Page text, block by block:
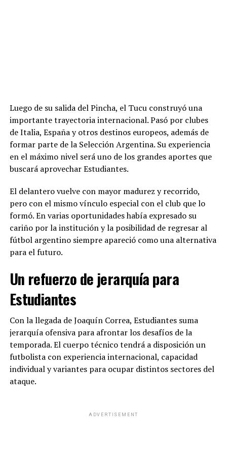
Luego de su salida del Pincha, el Tucu construyó una
importante trayectoria internacional. Pasó por clubes
de Italia, España y otros destinos europeos, además de
formar parte de la Selección Argentina. Su experiencia
en el máximo nivel será uno de los grandes aportes que
buscará aprovechar Estudiantes.
El delantero vuelve con mayor madurez y recorrido,
pero con el mismo vínculo especial con el club que lo
formó. En varias oportunidades había expresado su
cariño por la institución y la posibilidad de regresar al
fútbol argentino siempre apareció como una alternativa
para el futuro.
Un refuerzo de jerarquía para
Estudiantes
Con la llegada de Joaquín Correa, Estudiantes suma
jerarquía ofensiva para afrontar los desafíos de la
temporada. El cuerpo técnico tendrá a disposición un
futbolista con experiencia internacional, capacidad
individual y variantes para ocupar distintos sectores del
ataque.
ADVERTISEMENT